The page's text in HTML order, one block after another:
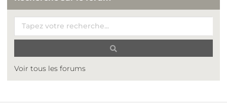
Voir tous les forums